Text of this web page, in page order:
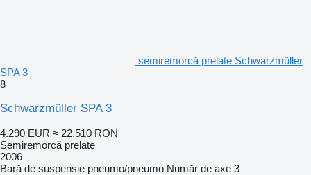
semiremorcă prelate Schwarzmüller
SPA 3
8
Schwarzmüller SPA 3
4.290 EUR ≈ 22.510 RON
Semiremorcă prelate
2006
Bară de suspensie pneumo/pneumo Număr de axe 3